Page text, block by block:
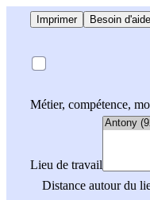
Imprimer Besoin
Métier, compétence,
Lieu de travail
Distance autour du